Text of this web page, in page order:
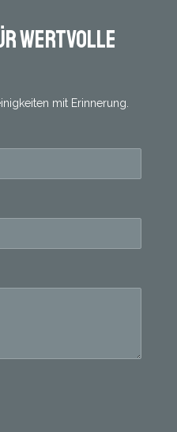
wertvolle
mit Erinnerung.